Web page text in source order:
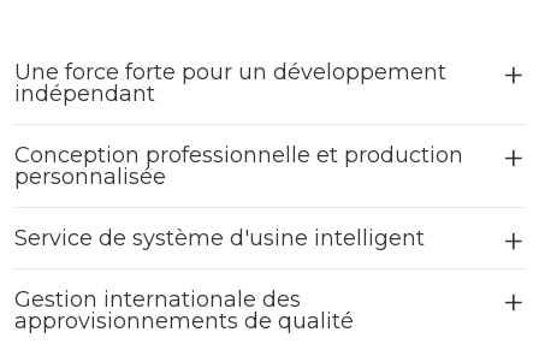
Une force forte pour un développement
indépendant
Conception professionnelle et production
personnalisée
Service de système d'usine intelligent
Gestion internationale des
approvisionnements de qualité